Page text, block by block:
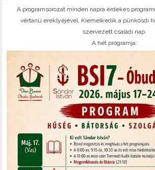
A programsorozat minden napra érdekes
vértanú ereklyéjével. Kiemelkedik a pünkösdi
szervezett családi nap.
A hét programja: